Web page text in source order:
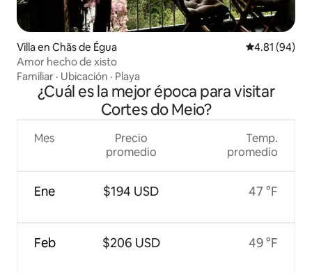
Villa en Chãs de Égua Calificación
4.81 (94)
Amor hecho de xisto
Familiar · Ubicación · Playa
¿Cuál es la mejor época para visitar
Cortes do Meio?
Mes
Ene
Feb
Precio
promedio
$194 USD
$206 USD
Temp.
promedio
47 °F
49 °F